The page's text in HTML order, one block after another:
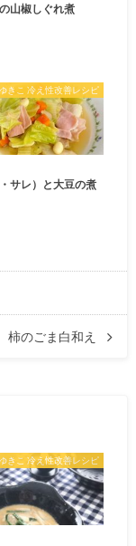
山椒しぐれ煮
きこ 冷え性改善レシピ
サレ）と大豆の煮
柿のごま白和え
きこ 冷え性改善レシピ